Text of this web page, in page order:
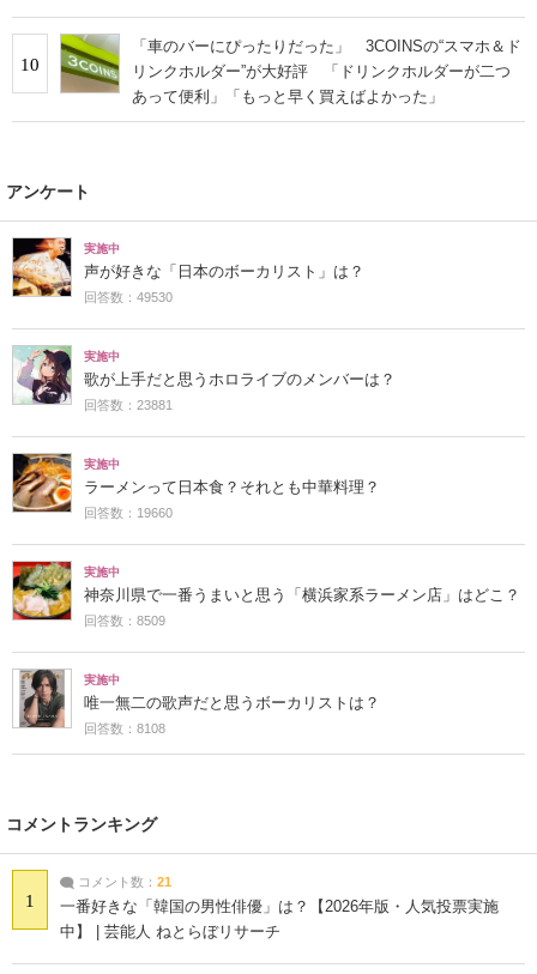
10
「車のバーにぴったりだった」 3COINSの“スマホ＆ド
リンクホルダー”が大好評 「ドリンクホルダーが二つ
あって便利」「もっと早く買えばよかった」
アンケート
実施中
声が好きな「日本のボーカリスト」は？
回答数：49530
実施中
歌が上手だと思うホロライブのメンバーは？
回答数：23881
実施中
ラーメンって日本食？それとも中華料理？
回答数：19660
実施中
神奈川県で一番うまいと思う「横浜家系ラーメン店」はどこ？
回答数：8509
実施中
唯一無二の歌声だと思うボーカリストは？
回答数：8108
コメントランキング
1
コメント数： 21
一番好きな「韓国の男性俳優」は？【2026年版・人気投票実施
中】 | 芸能人 ねとらぼリサーチ